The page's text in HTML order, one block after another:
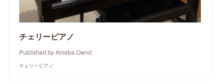
チェリーピアノ
Published by Ameba Ownd
チェリーピアノ